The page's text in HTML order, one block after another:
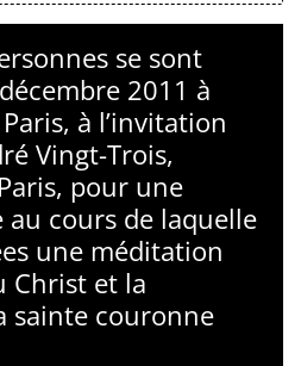
se sont
2011 à
à l’invitation
Vingt-Trois,
pour une
au cours de laquelle
une méditation
Christ et la
sainte couronne